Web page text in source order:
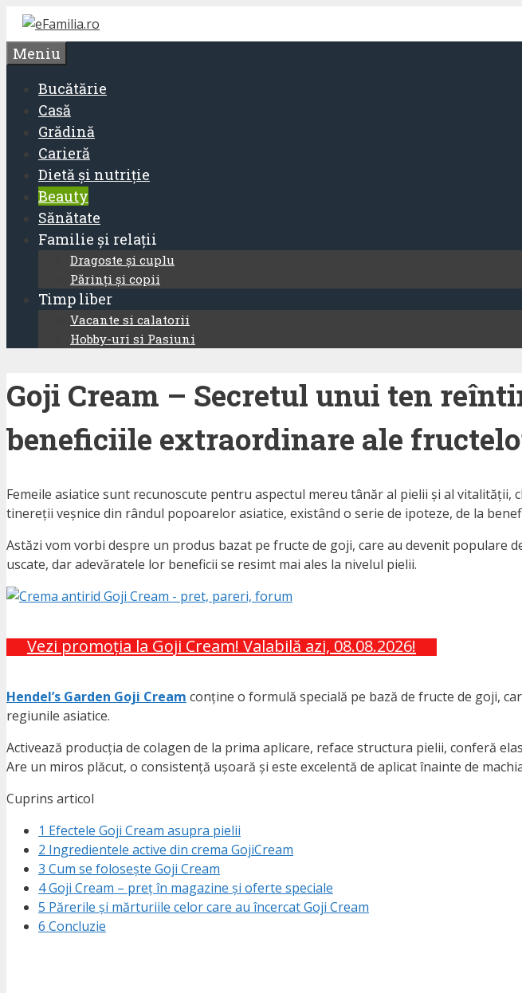
Sari
conținut
Meniu
Bucătărie
Casă
Grădină
Carieră
Dietă și nutriție
Beauty
Sănătate
Familie și relații
Dragoste și cuplu
Părinți și copii
Timp liber
Vacante si calatorii
Hobby-uri si Pasiuni
Goji Cream – Secretul unui ten
beneficiile extraordinare ale
Femeile asiatice sunt recunoscute pentru aspectul mereu tânăr al pielii și al
tinereții veșnice din rândul popoarelor asiatice, existând o serie de ipoteze, de la
Astăzi vom vorbi despre un produs bazat pe fructe de goji, care au devenit populare
uscate, dar adevăratele lor beneficii se resimt mai ales la nivelul pielii.
Vezi promoția la Goji Cream! Valabilă azi, 08.08.2026!
Hendel’s Garden Goji Cream conține o formulă specială pe bază de fructe de goji,
regiunile asiatice.
Activează producția de colagen de la prima aplicare, reface structura pielii, conferă
Are un miros plăcut, o consistență ușoară și este excelentă de aplicat înainte de
Cuprins articol
1 Efectele Goji Cream asupra pielii
2 Ingredientele active din crema GojiCream
3 Cum se folosește Goji Cream
4Goji Cream – preț în magazine și oferte speciale
5 Părerile și mărturiile celor care au încercat Goji Cream
6 Concluzie